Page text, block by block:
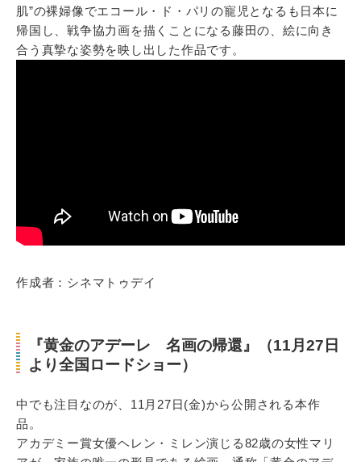
肌”の裸婦像でエコール・ド・パリの寵児となるも日本に
帰国し、戦争協力画を描くことになる藤田の、絵に向き
合う真摯な姿勢を映し出した作品です。
作成者：シネマトゥデイ
『黄金のアデーレ 名画の帰還』（11月27日
より全国ロードショー）
中でも注目なのが、11月27日(金)から公開される本作
品。
アカデミー賞女優ヘレン・ミレン演じる82歳の女性マリ